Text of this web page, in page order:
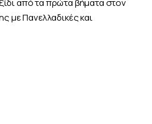
με Πανελλαδικές και